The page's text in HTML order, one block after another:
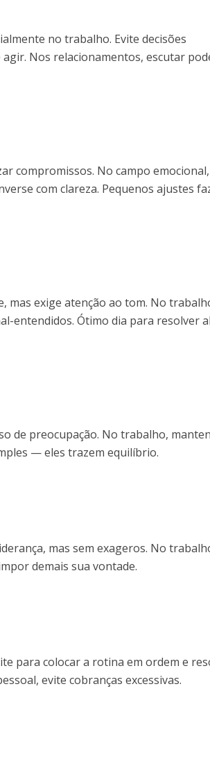
no trabalho. Evite decisões
Nos relacionamentos, escutar
compromissos. No campo
com clareza. Pequenos ajustes
mas exige atenção ao tom. No
entendidos. Ótimo dia para resolver
de preocupação. No trabalho,
— eles trazem equilíbrio.
mas sem exageros. No
demais sua vontade.
para colocar a rotina em ordem e
evite cobranças excessivas.